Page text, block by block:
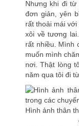
Nhưng khi đi
đơn giản, yên
rất thoải mái
xôi về tương
rất nhiều. Mình
muốn mình
nơi. Thật lòng
năm qua tôi đi
Hình ảnh thân